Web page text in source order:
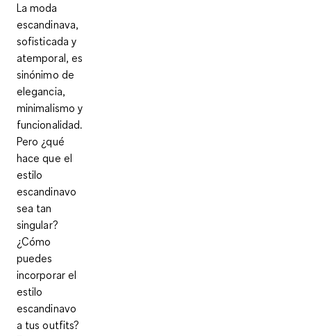
La moda
escandinava,
sofisticada y
atemporal, es
sinónimo de
elegancia,
minimalismo y
funcionalidad.
Pero ¿qué
hace que el
estilo
escandinavo
sea tan
singular?
¿Cómo
puedes
incorporar el
estilo
escandinavo
a tus outfits?